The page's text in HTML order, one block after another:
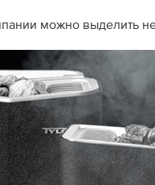
можно выделить